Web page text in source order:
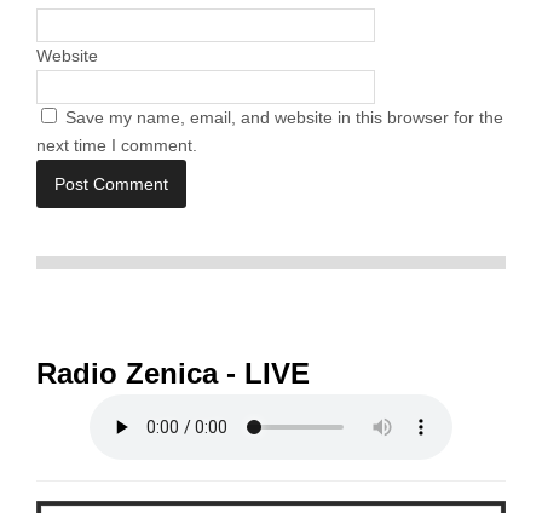
Website
Save my name, email, and website in this browser for the
next time I comment.
Radio Zenica - LIVE